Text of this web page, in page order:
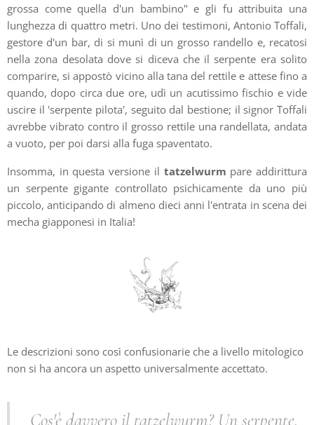
grossa come quella d'un bambino" e gli fu attribuita una
lunghezza di quattro metri. Uno dei testimoni, Antonio Toffali,
gestore d'un bar, di si munì di un grosso randello e, recatosi
nella zona desolata dove si diceva che il serpente era solito
comparire, si appostò vicino alla tana del rettile e attese fino a
quando, dopo circa due ore, udì un acutissimo fischio e vide
uscire il 'serpente pilota', seguito dal bestione; il signor Toffali
avrebbe vibrato contro il grosso rettile una randellata, andata
a vuoto, per poi darsi alla fuga spaventato.
Insomma, in questa versione il tatzelwurm pare addirittura
un serpente gigante controllato psichicamente da uno più
piccolo, anticipando di almeno dieci anni l'entrata in scena dei
mecha giapponesi in Italia!
Le descrizioni sono così confusionarie che a livello mitologico
non si ha ancora un aspetto universalmente accettato.
Cos'è davvero il tatzelwurm? Un serpente,